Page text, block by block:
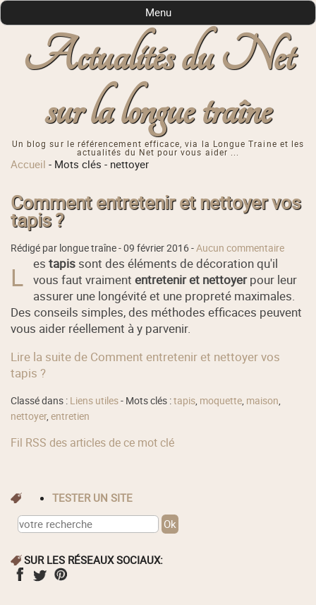
Actualités du Net
sur la longue traîne
Un blog sur le référencement efficace, via la Longue Traine et les
actualités du Net pour vous aider ...
Menu
Accueil - Mots clés - nettoyer
Comment entretenir et nettoyer vos
tapis ?
Rédigé par longue traîne -09 février 2016-Aucun commentaire
L estapis sont des éléments de décoration qu'il
vous faut vraimententretenir et nettoyerpour leur
assurer une longévité et une propreté maximales.
Des conseils simples, des méthodes efficaces peuvent
vous aider réellement à y parvenir.
Lire la suite de Comment entretenir et nettoyer vos
tapis ?
Classé dans : Liens utiles- Mots clés :tapis, moquette, maison,
nettoyer,entretien
Fil RSS des articles de ce mot clé
TESTER UN SITE
SUR LES RÉSEAUX SOCIAUX: